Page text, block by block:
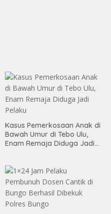
Kasus Pemerkosaan Anak di
Bawah Umur di Tebo Ulu,
Enam Remaja Diduga Jadi